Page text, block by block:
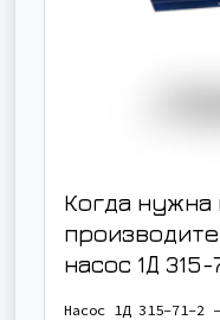
Когда нужна
насос 1Д 315-
Насос 1Д 315-71-2 -